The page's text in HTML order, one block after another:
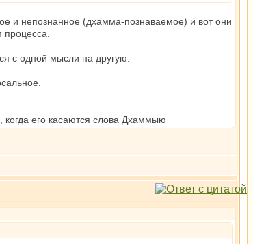
и непознанное (дхамма-познаваемое) и вот они
с одной мысли на другую.
его касаются слова Дхаммыю